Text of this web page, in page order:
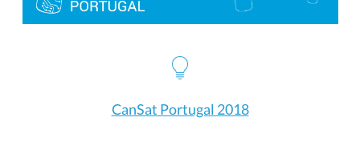
CanSat Portugal 2018